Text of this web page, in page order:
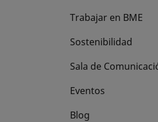
Trabajar en BME
Sostenibilidad
Sala de
Eventos
Blog